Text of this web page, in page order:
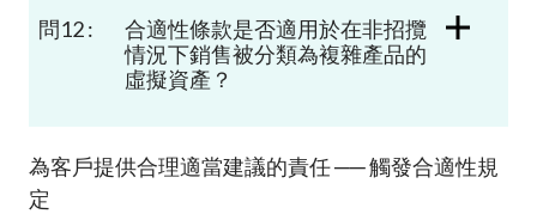
問12 :
合適性條款是否適用於在非招攬
情況下銷售被分類為複雜產品的
虛擬資產？
為客戶提供合理適當建議的責任 ── 觸發合適性規
定